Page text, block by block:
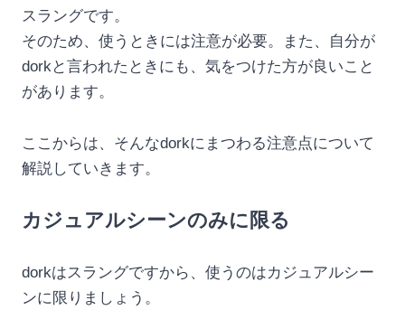
スラングです。
そのため、使うときには注意が必要。また、自分が
dorkと言われたときにも、気をつけた方が良いこと
があります。
ここからは、そんなdorkにまつわる注意点について
解説していきます。
カジュアルシーンのみに限る
dorkはスラングですから、使うのはカジュアルシー
ンに限りましょう。